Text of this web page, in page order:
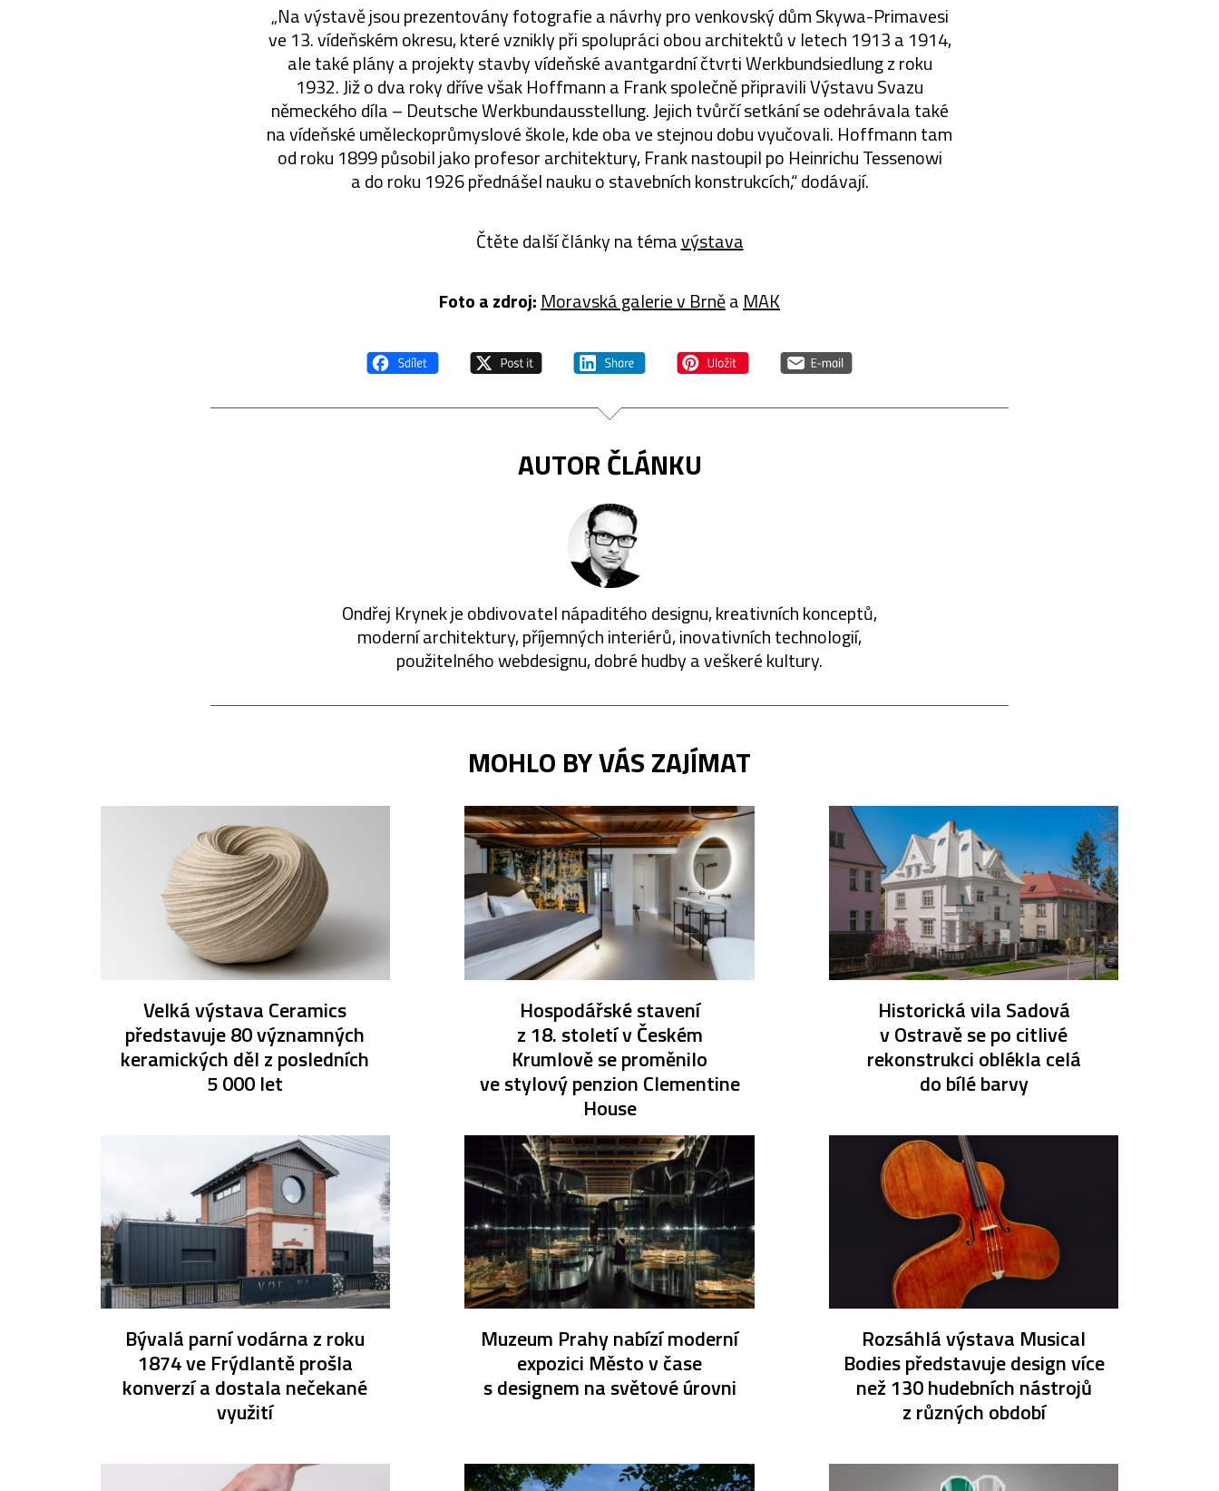
„Na výstavě jsou prezentovány fotografie a návrhy pro venkovský dům Skywa-Primavesi
ve 13. vídeňském okresu, které vznikly při spolupráci obou architektů v letech 1913 a 1914,
ale také plány a projekty stavby vídeňské avantgardní čtvrti Werkbundsiedlung z roku
1932. Již o dva roky dříve však Hoffmann a Frank společně připravili Výstavu Svazu
německého díla – Deutsche Werkbundausstellung. Jejich tvůrčí setkání se odehrávala také
na vídeňské uměleckoprůmyslové škole, kde oba ve stejnou dobu vyučovali. Hoffmann tam
od roku 1899 působil jako profesor architektury, Frank nastoupil po Heinrichu Tessenowi
a do roku 1926 přednášel nauku o stavebních konstrukcích,“ dodávají.
Čtěte další články na témavýstava
Foto a zdroj: Moravská galerie v Brněa MAK
AUTOR ČLÁNKU
Ondřej Krynek je obdivovatel nápaditého designu, kreativních konceptů,
moderní architektury, příjemných interiérů, inovativních technologií,
použitelného webdesignu, dobré hudby a veškeré kultury.
MOHLO BY VÁS ZAJÍMAT
Velká výstava Ceramics
představuje 80 významných
keramických děl z posledních
5 000 let
Hospodářské stavení
z 18. století v Českém
Krumlově se proměnilo
ve stylový penzion Clementine
House
Historická vila Sadová
v Ostravě se po citlivé
rekonstrukci oblékla celá
do bílé barvy
Bývalá parní vodárna z roku
1874 ve Frýdlantě prošla
konverzí a dostala nečekané
využití
Muzeum Prahy nabízí moderní
expozici Město v čase
s designem na světové úrovni
Rozsáhlá výstava Musical
Bodies představuje design více
než 130 hudebních nástrojů
z různých období